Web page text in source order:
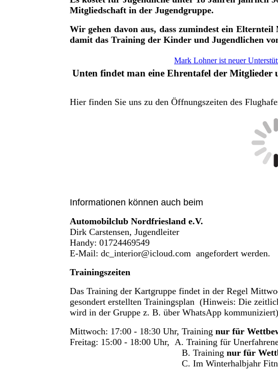
Mitgliedschaft in der Jugendgruppe.
Wir gehen davon aus, dass zumindest ein
damit das Training der Kinder und Jugendlichen
Mark Lohner ist neuer
Unten findet man eine Ehrentafel der Mitglieder
Hier finden Sie uns zu den Öffnungszeiten des
Informationen können auch beim
Automobilclub Nordfriesland e.V.
Dirk Carstensen, Jugendleiter
Handy: 01724469549
E-Mail: dc_interior@icloud.com angefordert werden.
Trainingszeiten
Das Training der Kartgruppe findet in der Regel
gesondert erstellten Trainingsplan (Hinweis: Die
wird in der Gruppe z. B. über WhatsApp
Mittwoch: 17:00 - 18:30 Uhr, Training nur für
Freitag: 15:00 - 18:00 Uhr, A. Training für
B. Training nur für
C. Im Winterhalbjahr Fitnesstraining